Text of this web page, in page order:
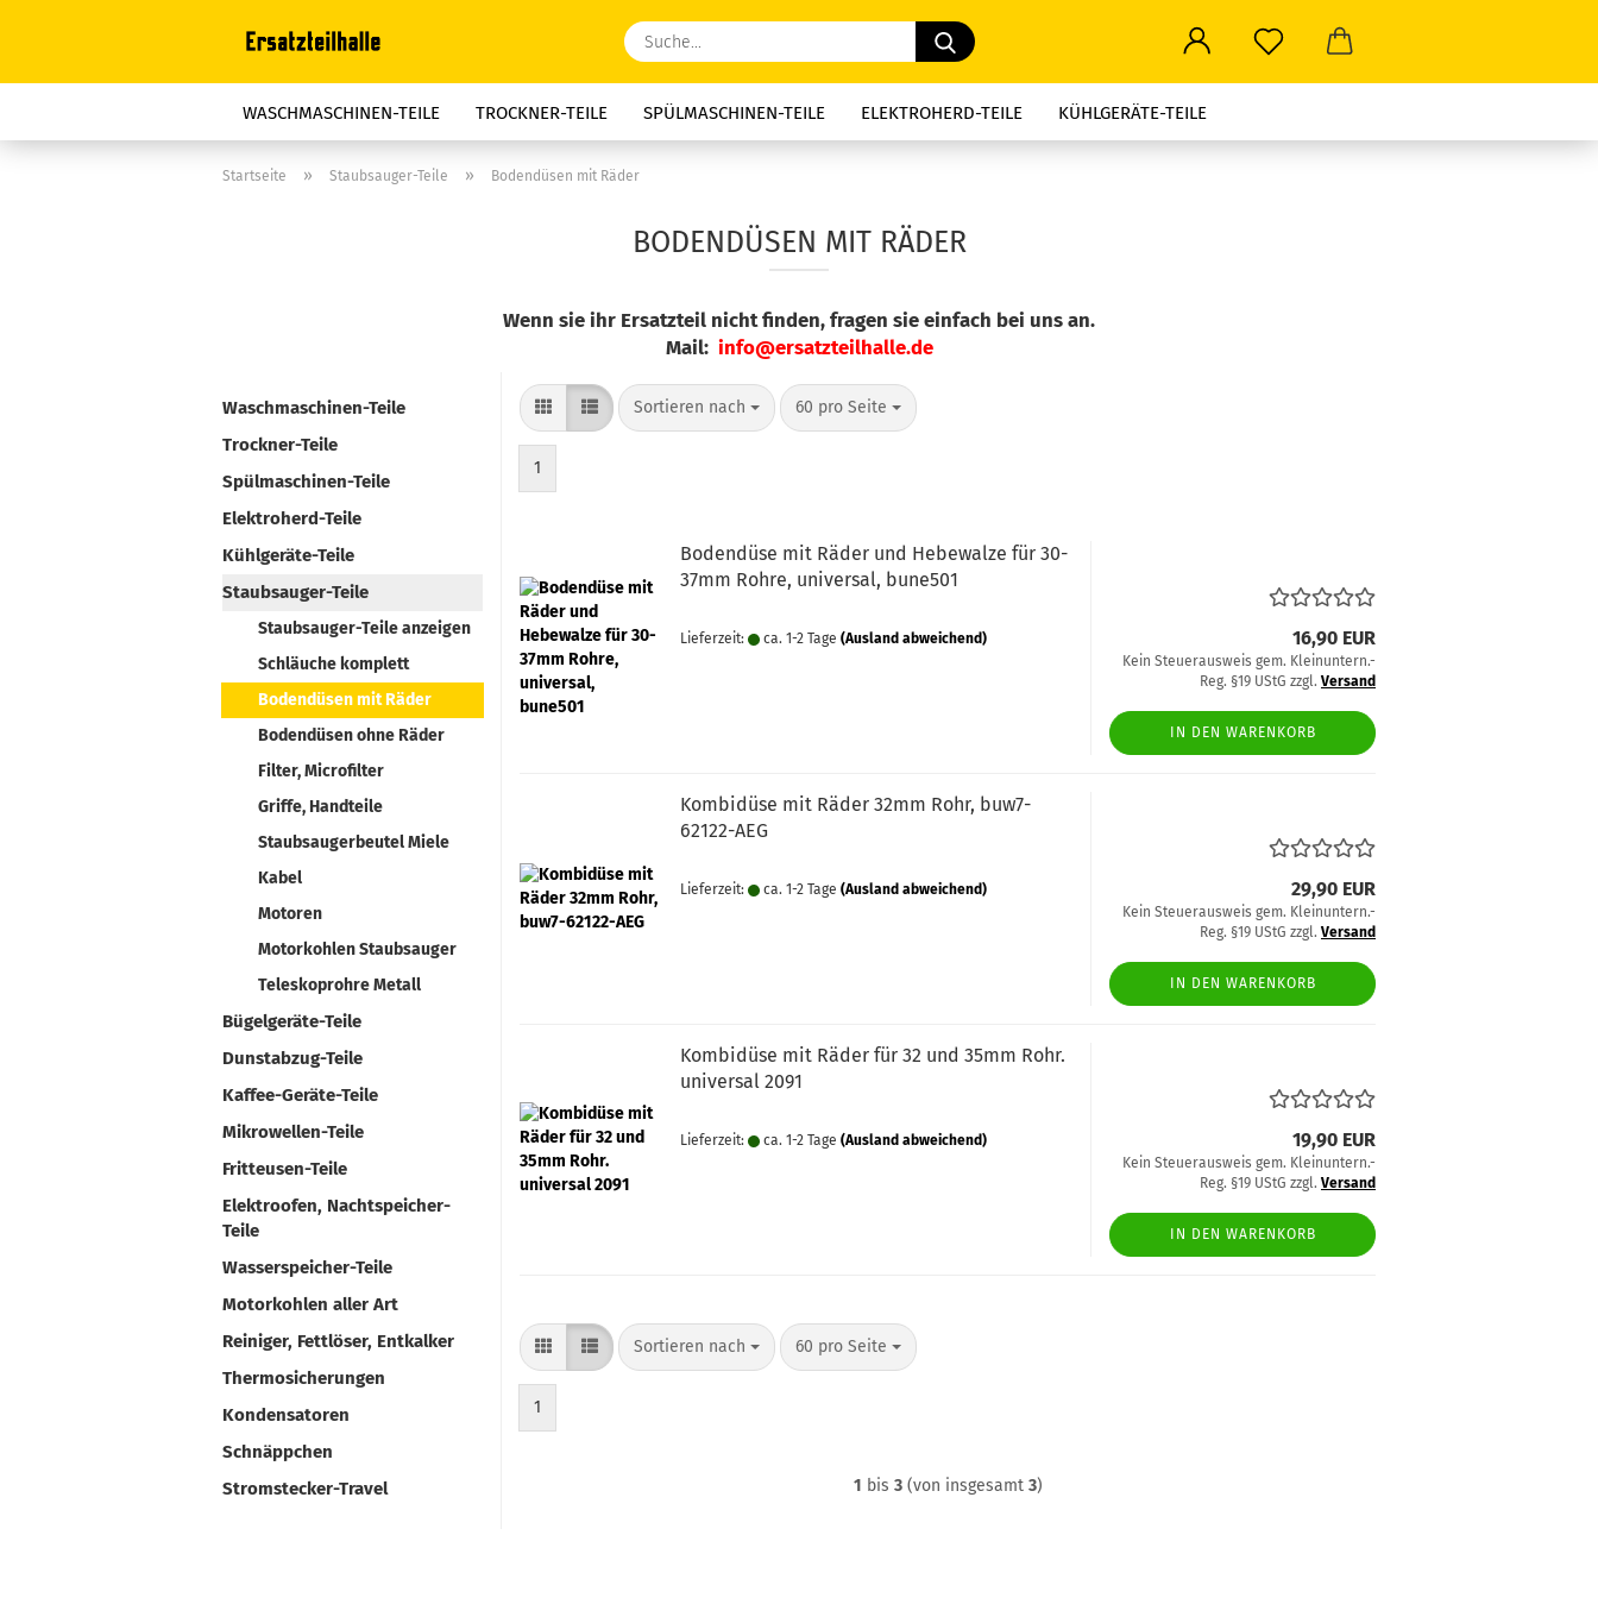
Suche...
WASCHMASCHINEN-TEILE TROCKNER-TEILE SPÜLMASCHINEN-TEILE ELEKTROHERD-TEILE KÜHLGERÄTE-TEILE
STAUBSAUGER-TEILE BÜGELGERÄTE-TEILE DUNSTABZUG-TEILE
ELEKTROOFEN, NACHTSPEICHER-TEILE WASSERSPEICHER-TEILE
Startseite » Staubsauger-Teile » Bodendüsen mit Räder
BODENDÜSEN MIT RÄDER
Wenn sie ihr Ersatzteil nicht finden, fragen sie einfach bei uns an.
Mail: info@ersatzteilhalle.de
Waschmaschinen-Teile
Trockner-Teile
Spülmaschinen-Teile
Elektroherd-Teile
Kühlgeräte-Teile
Staubsauger-Teile
Staubsauger-Teile anzeigen
Schläuche komplett
Bodendüsen mit Räder
Bodendüsen ohne Räder
Filter, Microfilter
Griffe, Handteile
Staubsaugerbeutel Miele
Kabel
Motoren
Motorkohlen Staubsauger
Teleskoprohre Metall
Bügelgeräte-Teile
Dunstabzug-Teile
Kaffee-Geräte-Teile
Mikrowellen-Teile
Fritteusen-Teile
Elektroofen, Nachtspeicher-
Teile
Wasserspeicher-Teile
Motorkohlen aller Art
Reiniger, Fettlöser, Entkalker
Thermosicherungen
Kondensatoren
Schnäppchen
Stromstecker-Travel
Sortieren nach
Sortieren nach 60 pro Seite
pro Seite
1
Bodendüse mit Räder und Hebewalze für 30-
37mm Rohre, universal, bune501
Lieferzeit: ca. 1-2 Tage (Ausland abweichend) 16,90 EUR
Kein Steuerausweis gem. Kleinuntern.-
Reg. §19 UStG zzgl. Versand
IN DEN WARENKORB
Kombidüse mit Räder 32mm Rohr, buw7-
62122-AEG
Lieferzeit: ca. 1-2 Tage (Ausland abweichend) 29,90 EUR
Kein Steuerausweis gem. Kleinuntern.-
Reg. §19 UStG zzgl. Versand
IN DEN WARENKORB
Kombidüse mit Räder für 32 und 35mm Rohr.
universal 2091
Lieferzeit: ca. 1-2 Tage (Ausland abweichend) 19,90 EUR
Kein Steuerausweis gem. Kleinuntern.-
Reg. §19 UStG zzgl. Versand
IN DEN WARENKORB
Sortieren nach
Sortieren nach 60 pro Seite
pro Seite
1
1 bis 3(von insgesamt 3)